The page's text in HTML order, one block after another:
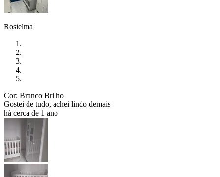
Rosielma
Cor: Branco Brilho
Gostei de tudo, achei lindo demais
há cerca de 1 ano